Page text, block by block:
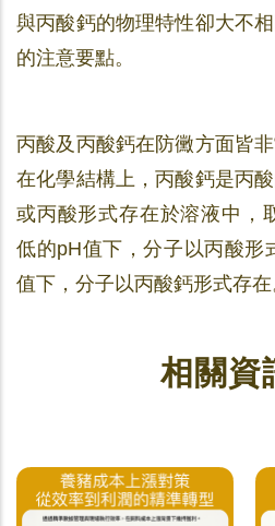
與丙酸鈣的物理特性卻大不
的注意要點。
丙酸及丙酸鈣在防黴方面皆
在化學結構上，丙酸鈣是丙
或丙酸形式存在於溶液中，
低的pH值下，分子以丙酸形
值下，分子以丙酸鈣形式存在
相關資